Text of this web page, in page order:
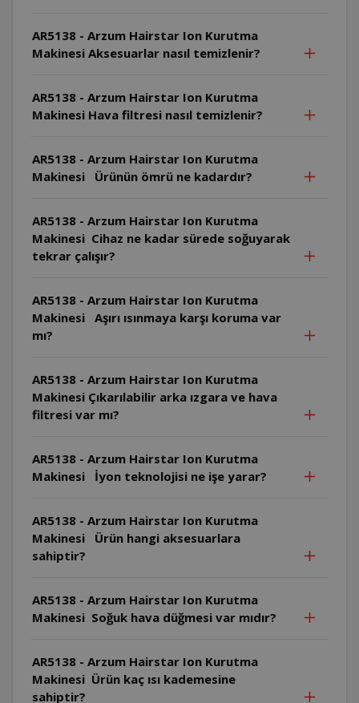
AR5138 - Arzum Hairstar Ion Kurutma
Makinesi Aksesuarlar nasıl temizlenir?
AR5138 - Arzum Hairstar Ion Kurutma
Makinesi Hava filtresi nasıl temizlenir?
AR5138 - Arzum Hairstar Ion Kurutma
Makinesi Ürünün ömrü ne kadardır?
AR5138 - Arzum Hairstar Ion Kurutma
Makinesi Cihaz ne kadar sürede soğuyarak
tekrar çalışır?
AR5138 - Arzum Hairstar Ion Kurutma
Makinesi Aşırı ısınmaya karşı koruma var
mı?
AR5138 - Arzum Hairstar Ion Kurutma
Makinesi Çıkarılabilir arka ızgara ve hava
filtresi var mı?
AR5138 - Arzum Hairstar Ion Kurutma
Makinesi İyon teknolojisi ne işe yarar?
AR5138 - Arzum Hairstar Ion Kurutma
Makinesi Ürün hangi aksesuarlara
sahiptir?
AR5138 - Arzum Hairstar Ion Kurutma
Makinesi Soğuk hava düğmesi var mıdır?
AR5138 - Arzum Hairstar Ion Kurutma
Makinesi Ürün kaç ısı kademesine
sahiptir?